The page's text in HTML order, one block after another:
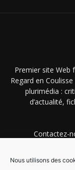
Nous utilisons des
Premier site Web
Regard en
plurimédia :
d’actualité,
Contactez-